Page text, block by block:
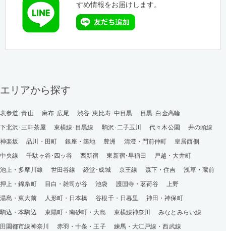
すめ情報をお届けします。
エリアから探す
表参道･青山 麻布･広尾 渋谷･恵比寿･中目黒
目黒･白金高輪
下北沢･三軒茶屋
東横線･目黒線 駒沢･二子玉川 代々木公園
井の頭線
神楽坂
品川・田町 銀座・築地 豊洲 清澄・門前仲町
皇居西側
中央線
千駄ヶ谷･四ッ谷 西新宿 東新宿･早稲田
戸越・大井町
池上・多摩川線
世田谷線 経堂･成城 京王線 森下・住吉
浅草・蔵前
押上・錦糸町
目白・雑司が谷 池袋 護国寺・茗荷谷
上野
湯島・東大前
人形町・日本橋 谷根千・日暮里
神田・神保町
駒込・本駒込
東陽町・南砂町・大島 東横線神奈川
みなとみらい線
田園都市線神奈川
赤羽・十条・王子
練馬・大江戸線・西武線